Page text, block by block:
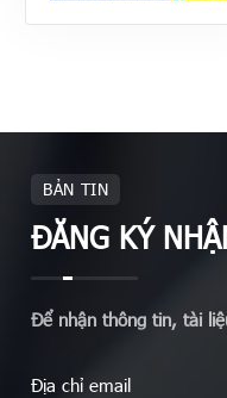
BẢN TIN
ĐĂNG KÝ
Để nhận thông tin, tài
Địa chỉ email